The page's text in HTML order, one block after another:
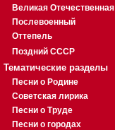
Великая Отечественная
Послевоенный
Оттепель
Поздний СССР
Тематические разделы
Песни о Родине
Советская лирика
Песни о Труде
Песни о городах